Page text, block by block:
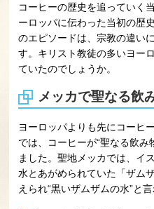
コーヒーの歴史を追っていく
ーロッパに伝わった当初の歴
のエピソードは、宗教の違い
す。キリスト教徒の多いヨー
ていたのでしょうか。
メッカで聖なる飲
ヨーロッパよりも先にコーヒ
では、コーヒーが“聖なる飲
ました。聖地メッカでは、イ
水とあがめられていた「ザム
えられ“黒いザムザムの水”と